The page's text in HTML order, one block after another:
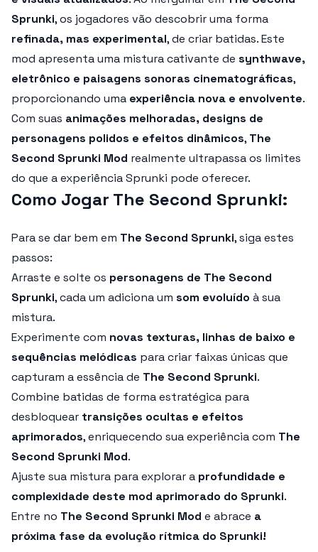
Sprunki, os jogadores vão descobrir uma forma
refinada, mas experimental, de criar batidas. Este
mod apresenta uma mistura cativante de synthwave,
eletrônico e paisagens sonoras cinematográficas,
proporcionando uma experiência nova e envolvente.
Com suas animações melhoradas, designs de
personagens polidos e efeitos dinâmicos, The
Second Sprunki Mod realmente ultrapassa os limites
do que a experiência Sprunki pode oferecer.
Como Jogar The Second Sprunki:
Para se dar bem em The Second Sprunki, siga estes
passos:
Arraste e solte os personagens de The Second
Sprunki, cada um adiciona um som evoluído à sua
mistura.
Experimente com novas texturas, linhas de baixo e
sequências melódicas para criar faixas únicas que
capturam a essência de The Second Sprunki.
Combine batidas de forma estratégica para
desbloquear transições ocultas e efeitos
aprimorados, enriquecendo sua experiência com The
Second Sprunki Mod.
Ajuste sua mistura para explorar a profundidade e
complexidade deste mod aprimorado do Sprunki.
Entre no The Second Sprunki Mod e abrace a
próxima fase da evolução rítmica do Sprunki!